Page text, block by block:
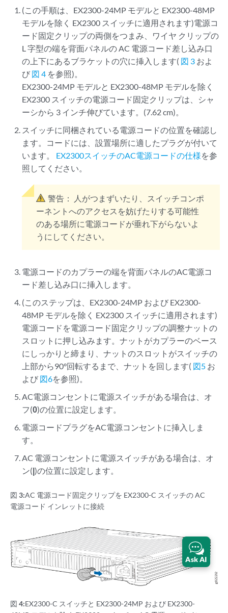
(この手順は、EX2300-24MP モデルと EX2300-48MP
モデルを除く EX2300 スイッチに適用されます)電源コ
ード固定クリップの両側をつまみ、ワイヤ クリップの
L 字型の端を背面パネルの AC 電源コード差し込み口
の上下にあるブラケットの穴に挿入します( 図 3 およ
び 図 4 を参照)。
EX2300-24MP モデルと EX2300-48MP モデルを除く
EX2300 スイッチの電源コード固定クリップは、シャ
ーシから 3 インチ伸びています。(7.62 cm)。
スイッチに同梱されている電源コードの位置を確認し
ます。コードには、設置場所に適したプラグが付いて
います。 EX2300スイッチのAC電源コードの仕様を参
照してください。
警告：
人がつまずいたり、スイッチコンポ
ーネントへのアクセスを妨げたりする可能性
のある場所に電源コードが垂れ下がらないよ
うにしてください。
電源コードのカプラーの端を背面パネルのAC電源コ
ード差し込み口に挿入します。
(このステップは、EX2300-24MP および EX2300-
48MP モデルを除く EX2300 スイッチに適用されます)
電源コードを電源コード固定クリップの調整ナットの
スロットに押し込みます。ナットがカプラーのベース
にしっかりと締まり、ナットのスロットがスイッチの
上部から90°回転するまで、ナットを回します( 図5 お
よび 図6を参照)。
AC電源コンセントに電源スイッチがある場合は、オ
フ(0)の位置に設定します。
電源コードプラグをAC電源コンセントに挿入しま
す。
AC 電源コンセントに電源スイッチがある場合は、オ
ン(|)の位置に設定します。
図 3:AC 電源コード固定クリップを EX2300-C スイッチの AC
電源コード インレットに接続
図 4:EX2300-C スイッチと EX2300-24MP および EX2300-
Ask AI